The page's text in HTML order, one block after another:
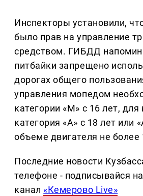
Инспекторы установили,
было прав на управление
средством. ГИБДД
питбайки запрещено
дорогах общего
управления мопедом
категории «М» с 16 лет,
категория «А» с 18 лет или
объеме двигателя не более
Последние новости
телефоне - подписывайся
канал «Кемерово Live»